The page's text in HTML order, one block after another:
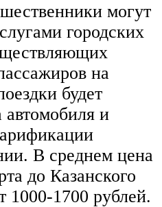
могут
городских
на
будет
автомобиля и
В среднем цена
до Казанского
1000-1700 рублей.